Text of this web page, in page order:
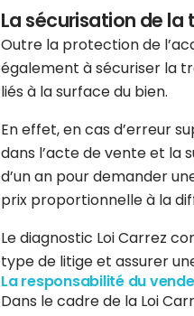
La sécurisation de
Outre la protection de
également à sécuriser la
liés à la surface du bien.
En effet, en cas d’erreur
dans l’acte de vente et la
d’un an pour demander
prix proportionnelle à la
Le diagnostic Loi Carrez
type de litige et assurer
La responsabilité du
Dans le cadre de la Loi